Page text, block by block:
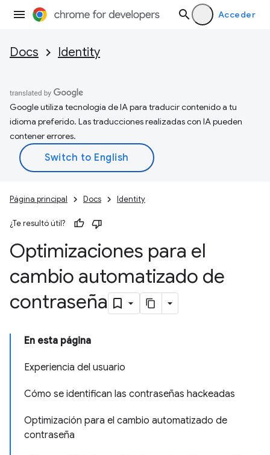
Acceder
Docs Identity
Google utiliza tecnología de IA para traducir contenido a tu
idioma preferido. Las traducciones realizadas con IA pueden
contener errores.
Página principal Docs Identity
¿Te resultó útil?
Optimizaciones para el
cambio automatizado de
contraseña
En esta página
Experiencia del usuario
Cómo se identifican las contraseñas hackeadas
Optimización para el cambio automatizado de
contraseña